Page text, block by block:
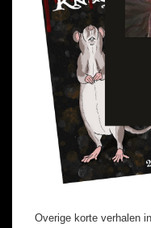
Overige korte verhalen